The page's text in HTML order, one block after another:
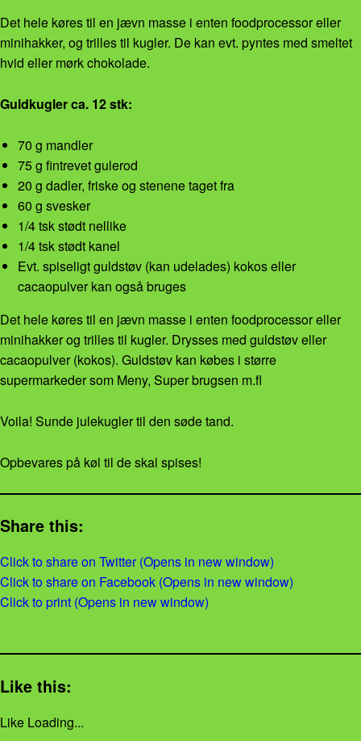
Det hele køres til en jævn masse i enten foodprocessor eller
minihakker, og trilles til kugler. De kan evt. pyntes med smeltet
hvid eller mørk chokolade.
Guldkugler ca. 12 stk:
70 g mandler
75 g fintrevet gulerod
20 g dadler, friske og stenene taget fra
60 g svesker
1/4 tsk stødt nellike
1/4 tsk stødt kanel
Evt. spiseligt guldstøv (kan udelades) kokos eller
cacaopulver kan også bruges
Det hele køres til en jævn masse i enten foodprocessor eller
minihakker og trilles til kugler. Drysses med guldstøv eller
cacaopulver (kokos). Guldstøv kan købes i større
supermarkeder som Meny, Super brugsen m.fl
Voila! Sunde julekugler til den søde tand.
Opbevares på køl til de skal spises!
Share this:
Click to share on Twitter (Opens in new window)
Click to share on Facebook (Opens in new window)
Click to print (Opens in new window)
Like this:
Like Loading...